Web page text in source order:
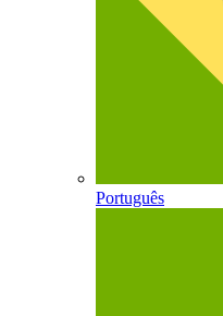
Português